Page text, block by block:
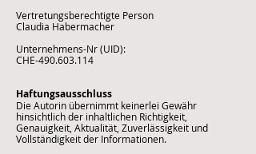
Vertretungsberechtigte Person
Claudia Habermacher
Unternehmens-Nr (UID):
CHE-490.603.114
Haftungsausschluss
Die Autorin übernimmt keinerlei Gewähr
hinsichtlich der inhaltlichen Richtigkeit,
Genauigkeit, Aktualität, Zuverlässigkeit und
Vollständigkeit der Informationen.